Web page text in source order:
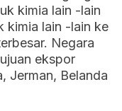
kimia lain -lain
kimia lain -lain ke
Negara
ekspor
Jerman, Belanda